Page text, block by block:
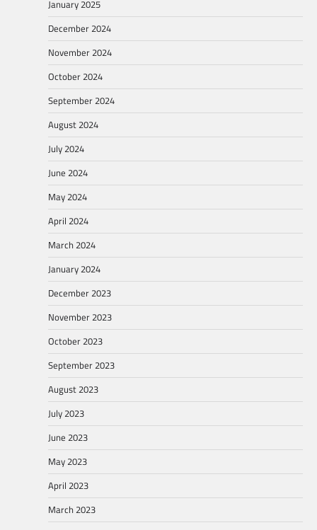
January 2025
December 2024
November 2024
October 2024
September 2024
August 2024
July 2024
June 2024
May 2024
April 2024
March 2024
January 2024
December 2023
November 2023
October 2023
September 2023
August 2023
July 2023
June 2023
May 2023
April 2023
March 2023